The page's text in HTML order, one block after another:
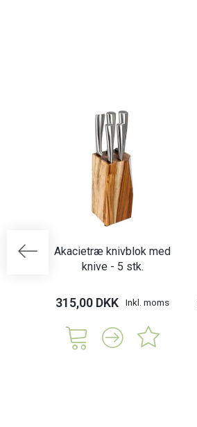
Akacietræ knivblok med
knive - 5 stk.
315,00 DKK Inkl. moms